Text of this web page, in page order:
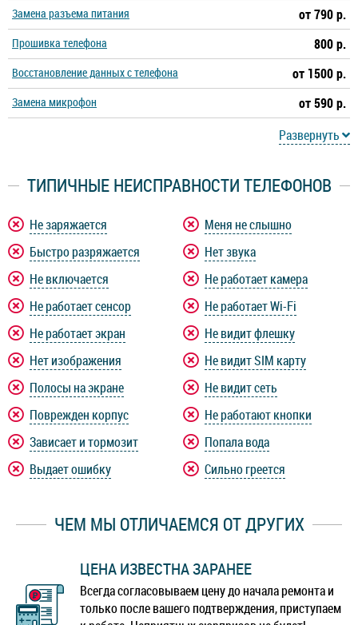
Замена разъема питания от 790 р.
Прошивка телефона 800 р.
Восстановление данных с телефона от 1500 р.
Замена микрофон
от 590 р.
Развернуть
ТИПИЧНЫЕ НЕИСПРАВНОСТИ ТЕЛЕФОНОВ
Не заряжается
Быстро разряжается
Не включается
Не работает сенсор
Не работает экран
Нет изображения
Полосы на экране
Поврежден корпус
Зависает и тормозит
Выдает ошибку
Меня не слышно
Нет звука
Не работает камера
Не работает Wi-Fi
Не видит флешку
Не видит SIM карту
Не видит сеть
Не работают кнопки
Попала вода
Сильно греется
ЧЕМ МЫ ОТЛИЧАЕМСЯ ОТ ДРУГИХ
ЦЕНА ИЗВЕСТНА ЗАРАНЕЕ
Всегда согласовываем цену до начала ремонта и
только после вашего подтверждения, приступаем